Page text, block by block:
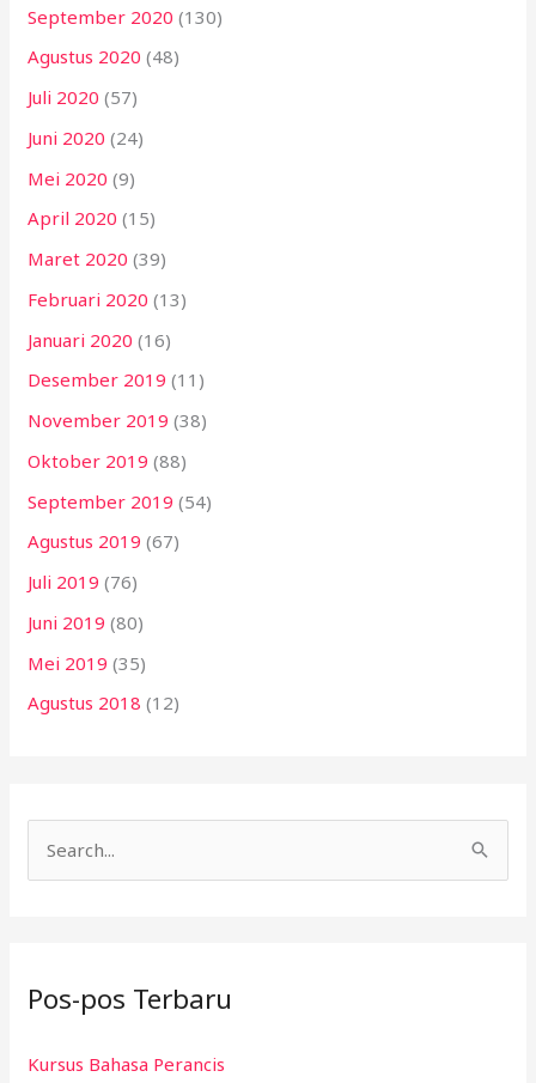
September 2020 (130)
Agustus 2020 (48)
Juli 2020 (57)
Juni 2020 (24)
Mei 2020 (9)
April 2020 (15)
Maret 2020 (39)
Februari 2020 (13)
Januari 2020 (16)
Desember 2019 (11)
November 2019 (38)
Oktober 2019 (88)
September 2019 (54)
Agustus 2019 (67)
Juli 2019 (76)
Juni 2019 (80)
Mei 2019 (35)
Agustus 2018 (12)
u
t
Pos-pos Terbaru
Kursus Bahasa Perancis